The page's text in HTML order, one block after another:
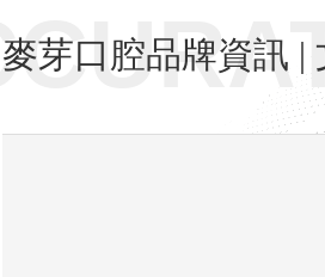
麥芽口腔品牌資訊 |